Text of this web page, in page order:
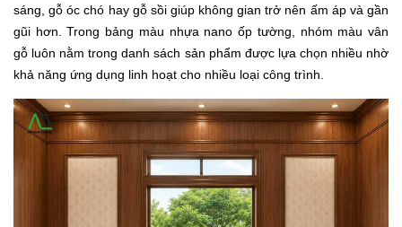
sáng, gỗ óc chó hay gỗ sồi giúp không gian trở nên ấm áp và gần
gũi hơn. Trong bảng màu nhựa nano ốp tường, nhóm màu vân
gỗ luôn nằm trong danh sách sản phẩm được lựa chọn nhiều nhờ
khả năng ứng dụng linh hoạt cho nhiều loại công trình.